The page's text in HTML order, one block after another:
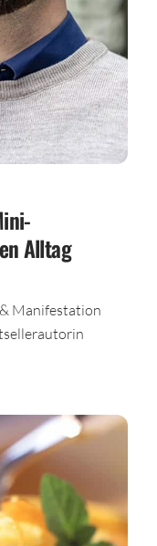
Alltag
Manifestation